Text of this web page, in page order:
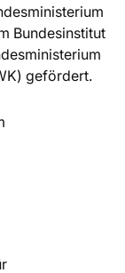
Bundesinstitut
gefördert.